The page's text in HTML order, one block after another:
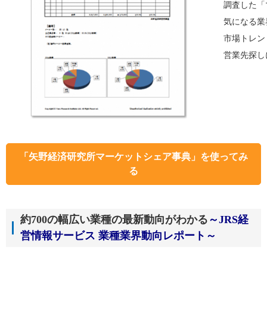
調査した
気になる
市場トレ
営業先探
「矢野経済研究所マーケットシェア事典」を使ってみ
る
約700の幅広い業種の最新動向がわかる ～JRS経
営情報サービス 業種業界動向レポート～